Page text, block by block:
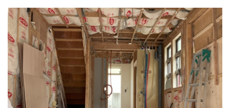
居抜き物件 無料査定
お問い合わせ
プライバシーポリシー